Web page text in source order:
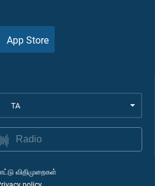
App Store
TA
Radio
விதிமுறைகள்